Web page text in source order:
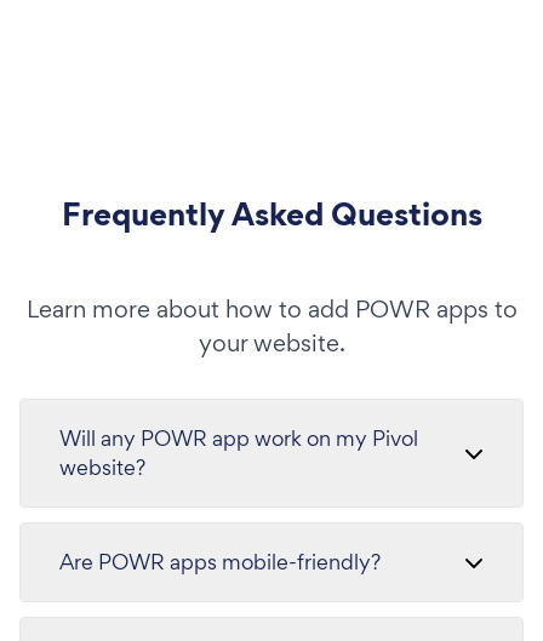
Frequently Asked Questions
Learn more about how to add POWR apps to
your website.
Will any POWR app work on my Pivol
website?
Are POWR apps mobile-friendly?